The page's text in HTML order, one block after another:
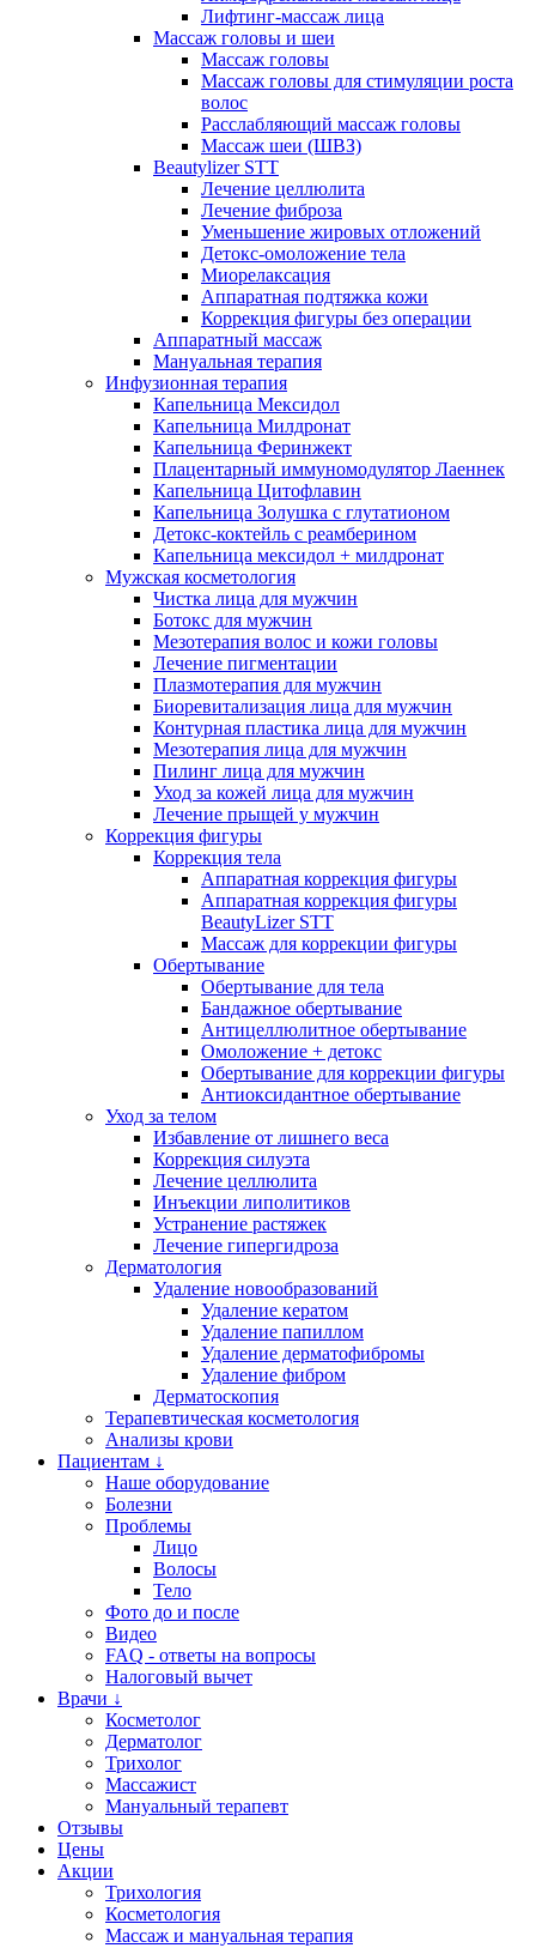
Лифтинг-массаж лица
Массаж головы и шеи
Массаж головы
Массаж головы для стимуляции роста
волос
Расслабляющий массаж головы
Массаж шеи (ШВЗ)
Beautylizer STT
Лечение целлюлита
Лечение фиброза
Уменьшение жировых отложений
Детокс-омоложение тела
Миорелаксация
Аппаратная подтяжка кожи
Коррекция фигуры без операции
Аппаратный массаж
Мануальная терапия
Инфузионная терапия
Капельница Мексидол
Капельница Милдронат
Капельница Феринжект
Плацентарный иммуномодулятор Лаеннек
Капельница Цитофлавин
Капельница Золушка с глутатионом
Детокс-коктейль с реамберином
Капельница мексидол + милдронат
Мужская косметология
Чистка лица для мужчин
Ботокс для мужчин
Мезотерапия волос и кожи головы
Лечение пигментации
Плазмотерапия для мужчин
Биоревитализация лица для мужчин
Контурная пластика лица для мужчин
Мезотерапия лица для мужчин
Пилинг лица для мужчин
Уход за кожей лица для мужчин
Лечение прыщей у мужчин
Коррекция фигуры
Коррекция тела
Аппаратная коррекция фигуры
Аппаратная коррекция фигуры
BeautyLizer STT
Массаж для коррекции фигуры
Обертывание
Обертывание для тела
Бандажное обертывание
Антицеллюлитное обертывание
Омоложение + детокс
Обертывание для коррекции фигуры
Антиоксидантное обертывание
Уход за телом
Избавление от лишнего веса
Коррекция силуэта
Лечение целлюлита
Инъекции липолитиков
Устранение растяжек
Лечение гипергидроза
Дерматология
Удаление новообразований
Удаление кератом
Удаление папиллом
Удаление дерматофибромы
Удаление фибром
Дерматоскопия
Терапевтическая косметология
Анализы крови
Пациентам ↓
Наше оборудование
Болезни
Проблемы
Лицо
Волосы
Тело
Фото до и после
Видео
FAQ - ответы на вопросы
Налоговый вычет
Врачи ↓
Косметолог
Дерматолог
Трихолог
Массажист
Мануальный терапевт
Отзывы
Цены
Акции
Трихология
Косметология
Массаж и мануальная терапия